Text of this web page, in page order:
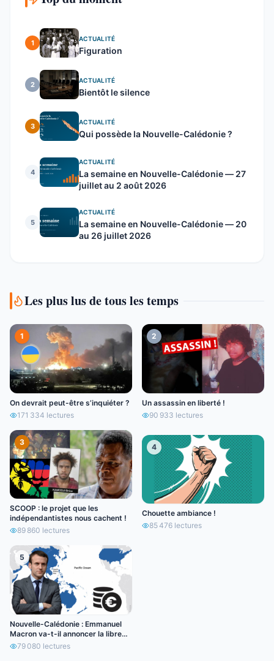
1
ACTUALITÉ
Figuration
2
ACTUALITÉ
Bientôt le silence
3
ACTUALITÉ
Qui possède la Nouvelle-Calédonie ?
4
ACTUALITÉ
La semaine en Nouvelle-Calédonie — 27
juillet au 2 août 2026
5
ACTUALITÉ
La semaine en Nouvelle-Calédonie — 20
au 26 juillet 2026
Les plus lus de tous les temps
1
On devrait peut-être s’inquiéter ?
171 334 lectures
2
Un assassin en liberté !
90 933 lectures
3
SCOOP : le projet que les
indépendantistes nous cachent !
89 860 lectures
4
Chouette ambiance !
85 476 lectures
5
Nouvelle-Calédonie : Emmanuel
Macron va-t-il annoncer la libre
circulation de l’euro ?
79 080 lectures